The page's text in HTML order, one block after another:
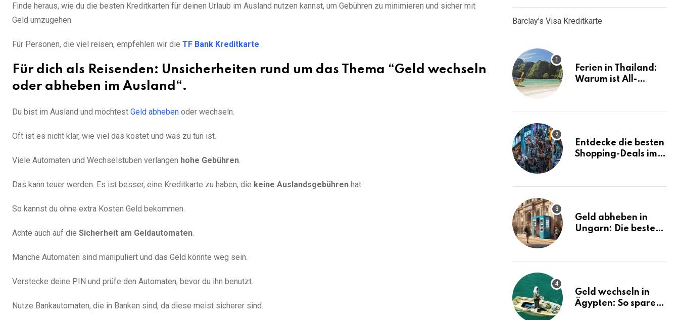
Finde heraus, wie du die besten Kreditkarten für deinen Urlaub im Ausland nutzen kannst, um Gebühren zu minimieren und sicher mit
Geld umzugehen.
Für Personen, die viel reisen, empfehlen wir die TF Bank Kreditkarte
Für dich als Reisenden: Unsicherheiten rund um das Thema “Geld wechseln
oder abheben im Ausland“.
Du bist im Ausland und möchtest Geld abheben oder wechseln.
Oft ist es nicht klar, wie viel das kostet und was zu tun ist.
Viele Automaten und Wechselstuben verlangen hohe Gebühren
Das kann teuer werden. Es ist besser, eine Kreditkarte zu haben, die keine Auslandsgebühren hat.
So kannst du ohne extra Kosten Geld bekommen.
Achte auch auf die Sicherheit am Geldautomaten
Manche Automaten sind manipuliert und das Geld könnte weg sein.
Verstecke deine PIN und prüfe den Automaten, bevor du ihn benutzt.
Nutze Bankautomaten, die in Banken sind, da diese meist sicherer sind.
Barclay’s Visa Kreditkarte
Ferien in Thailand:
Warum ist All-
Entdecke die besten
Shopping-Deals im
Geld abheben in
Ungarn: Die besten
Geld wechseln in
Ägypten: So sparen